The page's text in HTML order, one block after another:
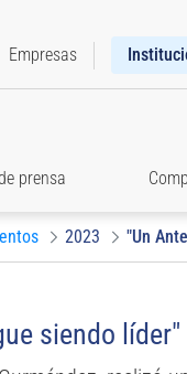
Empresas
prensa
2023 "Un
siendo líder"